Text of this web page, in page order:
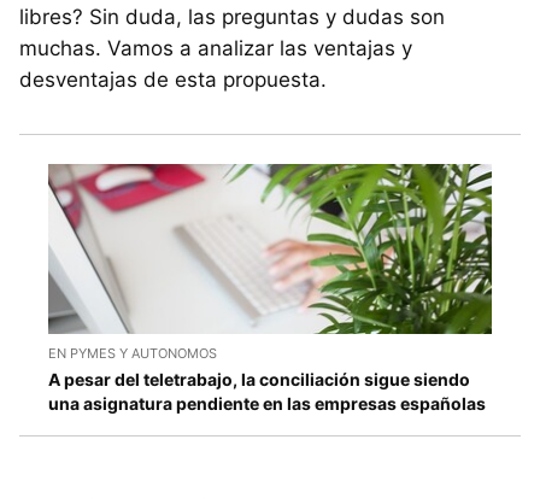
libres? Sin duda, las preguntas y dudas son
muchas. Vamos a analizar las ventajas y
desventajas de esta propuesta.
EN PYMES Y AUTONOMOS
A pesar del teletrabajo, la conciliación sigue siendo
una asignatura pendiente en las empresas españolas